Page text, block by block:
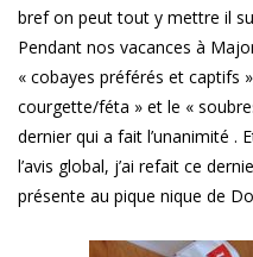
bref on peut tout y mettre il
Pendant nos vacances à
« cobayes préférés et captifs
courgette/féta » et le «
dernier qui a fait l’unanimité .
l’avis global, j’ai refait ce
présente au pique nique de